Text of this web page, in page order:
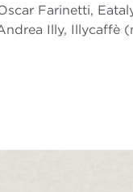
Farinetti,
Illy, Illycaffè